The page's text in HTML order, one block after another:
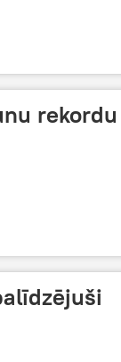
rekordu